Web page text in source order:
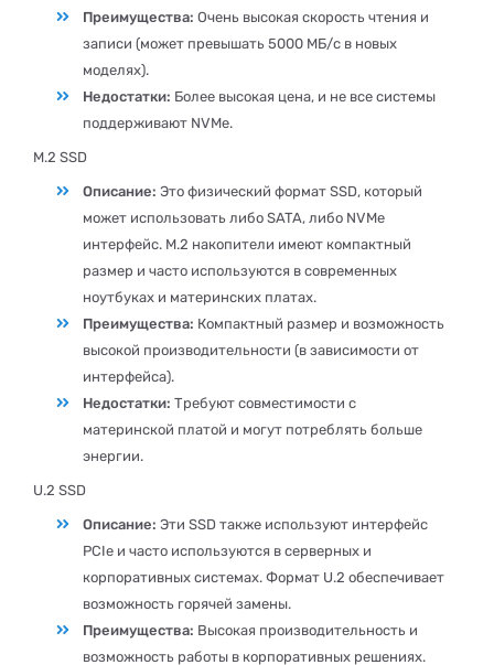
Преимущества: Очень высокая скорость чтения и
записи (может превышать 5000 МБ/с в новых
моделях).
Недостатки: Более высокая цена, и не все системы
поддерживают NVMe.
M.2 SSD
Описание: Это физический формат SSD, который
может использовать либо SATA, либо NVMe
интерфейс. M.2 накопители имеют компактный
размер и часто используются в современных
ноутбуках и материнских платах.
Преимущества: Компактный размер и возможность
высокой производительности (в зависимости от
интерфейса).
Недостатки: Требуют совместимости с
материнской платой и могут потреблять больше
энергии.
U.2 SSD
Описание: Эти SSD также используют интерфейс
PCIe и часто используются в серверных и
корпоративных системах. Формат U.2 обеспечивает
возможность горячей замены.
Преимущества: Высокая производительность и
возможность работы в корпоративных решениях.